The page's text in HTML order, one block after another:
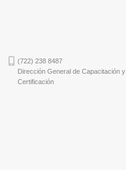
(722) 238 8487
Dirección General de Capacitación y
Certificación